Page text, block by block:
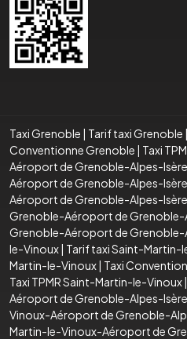
Taxi Grenoble | Tarif taxi Grenoble |
Conventionne Grenoble | Taxi
Aéroport de Grenoble-Alpes-Isère
Aéroport de Grenoble-Alpes-Isère
Aéroport de Grenoble-Alpes-Isère
Grenoble-Aéroport de Grenoble-
Grenoble-Aéroport de Grenoble-
le-Vinoux| Tarif taxi Saint-Martin-
Martin-le-Vinoux| Taxi
Taxi TPMR Saint-Martin-le-Vinoux|
Aéroport de Grenoble-Alpes-Isère
Vinoux-Aéroport de Grenoble-
Martin-le-Vinoux-Aéroport de